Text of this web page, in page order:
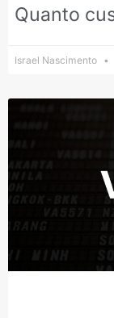
Quanto
Israel Nascimento